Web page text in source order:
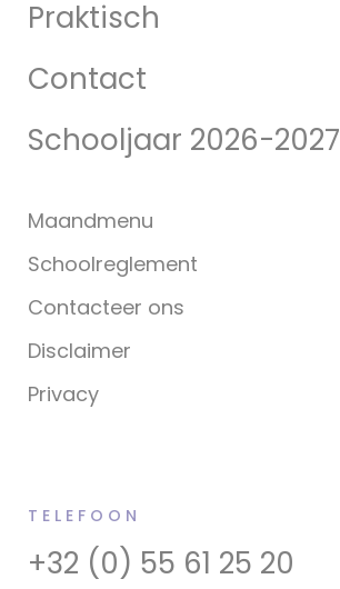
TELEFOON
+32 (0) 55 61 25 20
Praktisch
Contact
Schooljaar 2026-2027
Maandmenu
Schoolreglement
Contacteer ons
Disclaimer
Privacy